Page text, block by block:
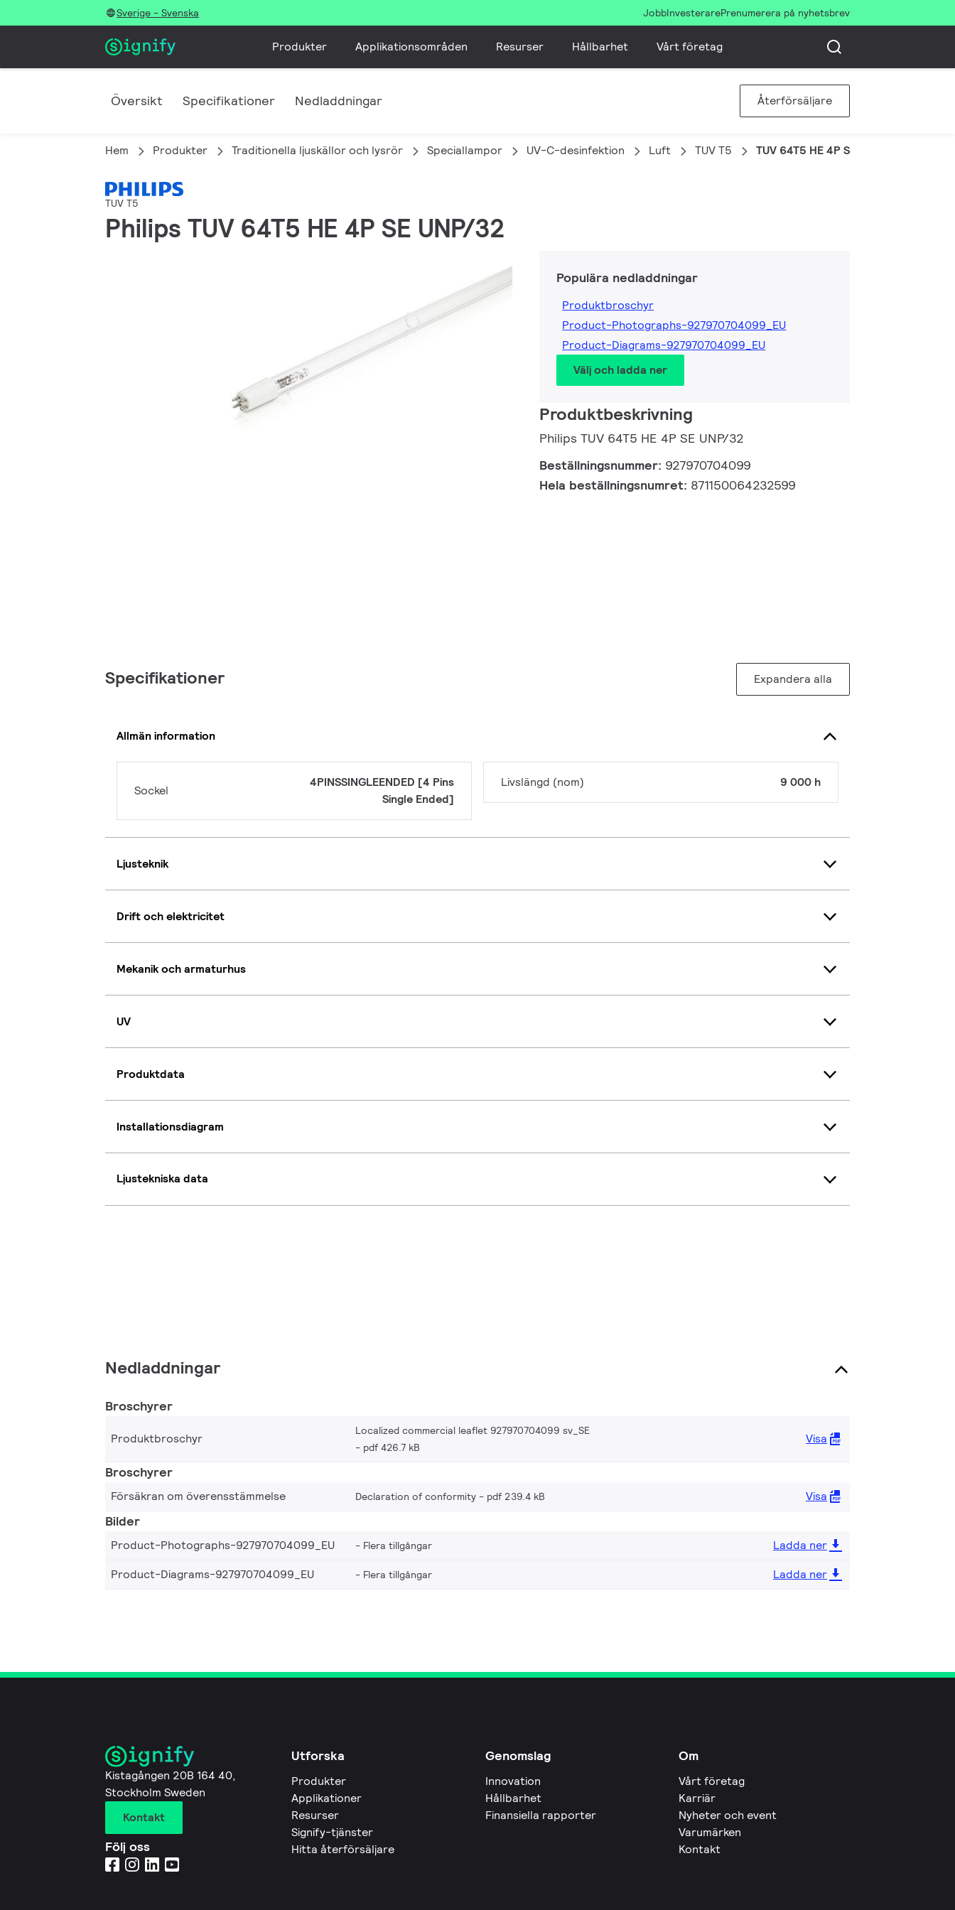
Sverige - Svenska JobbInvesterarePrenumerera på nyhetsbrev
Produkter Applikationsområden Resurser Hållbarhet Vårt företag
Översikt Specifikationer Nedladdningar Återförsäljare
Hem Produkter Traditionella ljuskällor och lysrör Speciallampor UV-C-desinfektion Luft TUV T5 TUV 64T5 HE 4P SE UNP/32
TUV T5
Philips TUV 64T5 HE 4P SE UNP/32
Populära nedladdningar
Produktbroschyr
Product-Photographs-927970704099_EU
Product-Diagrams-927970704099_EU
Välj och ladda ner
Produktbeskrivning
Philips TUV 64T5 HE 4P SE UNP/32
Beställningsnummer: 927970704099
Hela beställningsnumret: 871150064232599
Specifikationer Expandera alla
Allmän information
Sockel
4PINSSINGLEENDED [4 Pins
Single Ended]
Livslängd (nom) 9 000 h
Ljusteknik
Drift och elektricitet
Mekanik och armaturhus
UV
Produktdata
Installationsdiagram
Ljustekniska data
Nedladdningar
Broschyrer
Produktbroschyr
Localized commercial leaflet 927970704099 sv_SE
pdf 426.7 kB
Visa
Broschyrer
Försäkran om överensstämmelse Declaration of conformity pdf 239.4 kB Visa
Bilder
Product-Photographs-927970704099_EU Flera tillgångar
Ladda ner
Product-Diagrams-927970704099_EU
Flera tillgångar Ladda ner
Kistagången 20B 164 40,
Stockholm Sweden
Kontakt
Följ oss
Utforska
Produkter
Applikationer
Resurser
Signify-tjänster
Hitta återförsäljare
Genomslag
Innovation
Hållbarhet
Finansiella rapporter
Om
Vårt företag
Karriär
Nyheter och event
Varumärken
Kontakt